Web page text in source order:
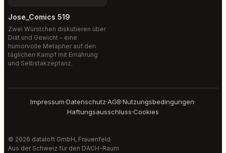
Jose_Comics 519
Zwei Würstchen diskutieren über
Diät und Gewicht – eine
humorvolle Metapher auf den
täglichen Kampf mit Ernährung
und Selbstakzeptanz.
Impressum·Datenschutz·AGB·Nutzungsbedingungen·
Haftungsausschluss·Cookies
© 2026 dataloft GmbH, Frauenfeld
Aus der Schweiz für den DACH-Raum